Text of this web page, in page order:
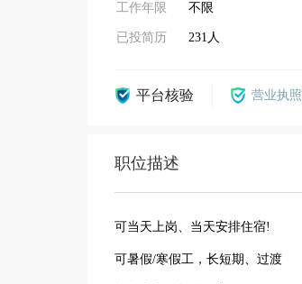
工作年限 不限
已投简历 231人
平台核验 营业执照
职位描述
可当天上岗、当天安排住宿!
可暑假/寒假工，长短期、过渡